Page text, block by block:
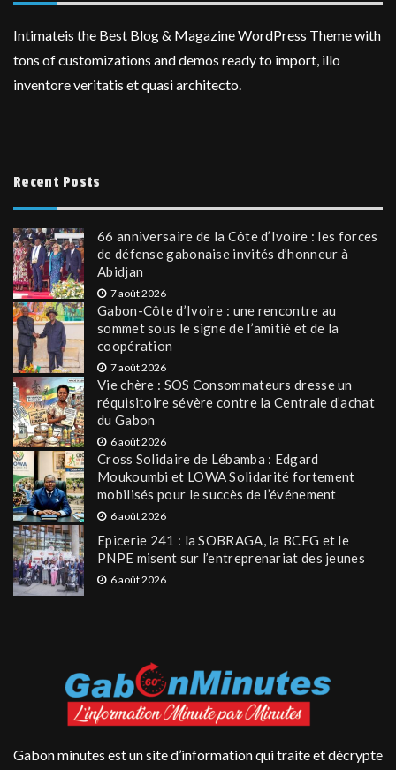
Intimateis the Best Blog & Magazine WordPress Theme with
tons of customizations and demos ready to import, illo
inventore veritatis et quasi architecto.
Recent Posts
66 anniversaire de la Côte d’Ivoire : les forces
de défense gabonaise invités d’honneur à
Abidjan
7 août 2026
Gabon-Côte d’Ivoire : une rencontre au
sommet sous le signe de l’amitié et de la
coopération
7 août 2026
Vie chère : SOS Consommateurs dresse un
réquisitoire sévère contre la Centrale d’achat
du Gabon
6 août 2026
Cross Solidaire de Lébamba : Edgard
Moukoumbi et LOWA Solidarité fortement
mobilisés pour le succès de l’événement
6 août 2026
Epicerie 241 : la SOBRAGA, la BCEG et le
PNPE misent sur l’entreprenariat des jeunes
6 août 2026
Gabon minutes est un site d’information qui traite et décrypte